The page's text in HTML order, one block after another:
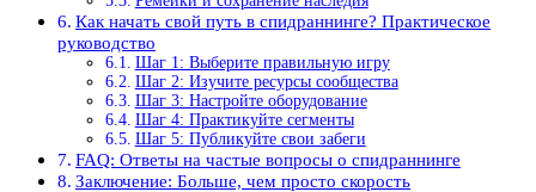
Как начать свой путь в спидраннинге? Практическое
руководство
Шаг 1: Выберите правильную игру
Шаг 2: Изучите ресурсы сообщества
Шаг 3: Настройте оборудование
Шаг 4: Практикуйте сегменты
Шаг 5: Публикуйте свои забеги
FAQ: Ответы на частые вопросы о спидраннинге
Заключение: Больше, чем просто скорость